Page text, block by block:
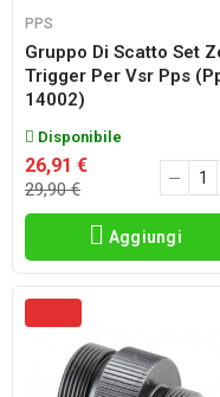
PPS
Gruppo Di Scatto Set
Trigger Per Vsr Pps
14002)
Disponibile
26,91 €
29,90 €
Aggiungi